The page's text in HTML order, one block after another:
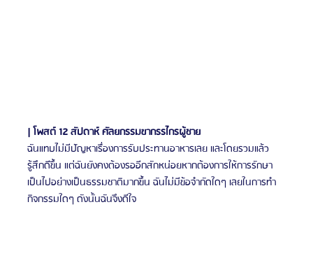
| โพสต์ 12 สัปดาห์ ศัลยกรรมขากรรไกรผู้ชาย
ฉันแทบไม่มีปัญหาเรื่องการรับประทานอาหารเลย และโดยรวมแล้ว
รู้สึกดีขึ้น แต่ฉันยังคงต้องรออีกสักหน่อยหากต้องการให้การรักษา
เป็นไปอย่างเป็นธรรมชาติมากขึ้น ฉันไม่มีข้อจำกัดใดๆ เลยในการทำ
กิจกรรมใดๆ ดังนั้นฉันจึงดีใจ